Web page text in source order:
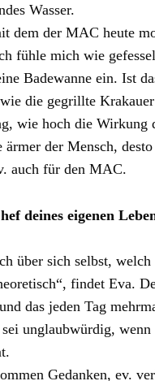
Wasser.
dem der MAC heute
fühle mich wie
Badewanne ein. Ist
die gegrillte
wie hoch die Wirkung
ärmer der Mensch,
auch für den MAC.
deines eigenen
über sich selbst,
findet Eva.
das jeden Tag
unglaubwürdig,
Gedanken, ev.